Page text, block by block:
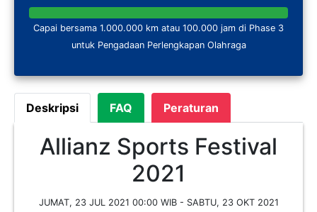
Capai bersama 1.000.000 km atau 100.000 jam di Phase 3
untuk Pengadaan Perlengkapan Olahraga
Deskripsi FAQ Peraturan
Allianz Sports Festival
2021
JUMAT, 23 JUL 2021 00:00 WIB - SABTU, 23 OKT 2021